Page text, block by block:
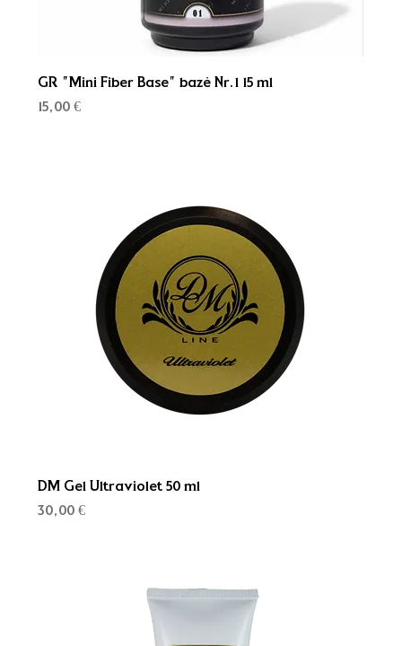
GR "Mini Fiber Base" bazė Nr.1 15 ml
Kaina
15,00 €
DM Gel Ultraviolet 50 ml
Kaina
30,00 €